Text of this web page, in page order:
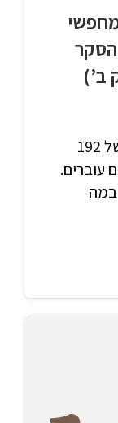
ב’)
חוויות מתהליך חיפוש העבודה של 192
עוברים.
במה